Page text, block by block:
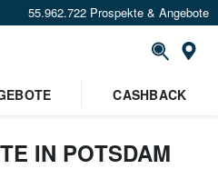
55.962.722 Prospekte & Angebote
CASHBACK
IN POTSDAM